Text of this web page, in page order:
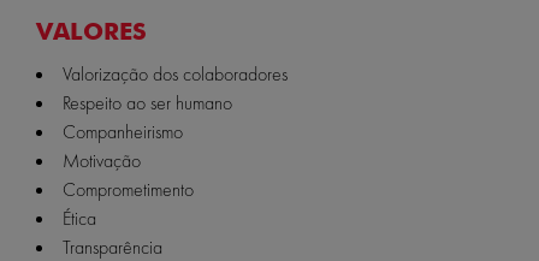
VALORES
Valorização dos colaboradores
Respeito ao ser humano
Companheirismo
Motivação
Comprometimento
Ética
Transparência